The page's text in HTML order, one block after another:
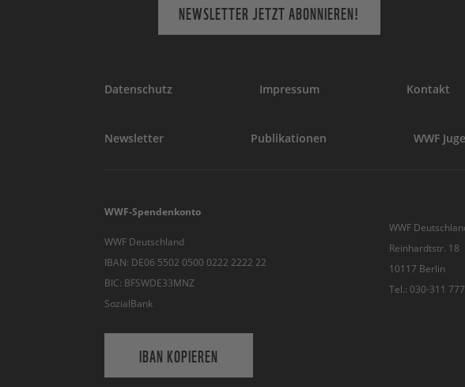
NEWSLETTER JETZT ABONNIEREN!
Datenschutz Impressum Kontakt
Newsletter Publikationen WWF
WWF-Spendenkonto
WWF Deutschland
IBAN: DE06 5502 0500 0222 2222 22
BIC: BFSWDE33MNZ
SozialBank
IBAN KOPIEREN
WWF
Reinhardtstr. 18
10117 Berlin
Tel.: 030-311